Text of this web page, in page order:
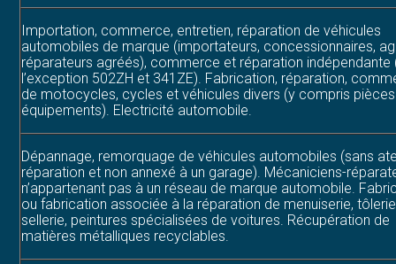
Importation, commerce, entretien, réparation de véhicules
automobiles de marque (importateurs, concessionnaires,
réparateurs agréés), commerce et réparation indépendante
l’exception 502ZH et 341ZE). Fabrication, réparation,
de motocycles, cycles et véhicules divers (y compris
équipements). Electricité automobile.
Dépannage, remorquage de véhicules automobiles (sans
réparation et non annexé à un garage). Mécaniciens-
n’appartenant pas à un réseau de marque automobile.
ou fabrication associée à la réparation de menuiserie,
sellerie, peintures spécialisées de voitures. Récupération de
matières métalliques recyclables.